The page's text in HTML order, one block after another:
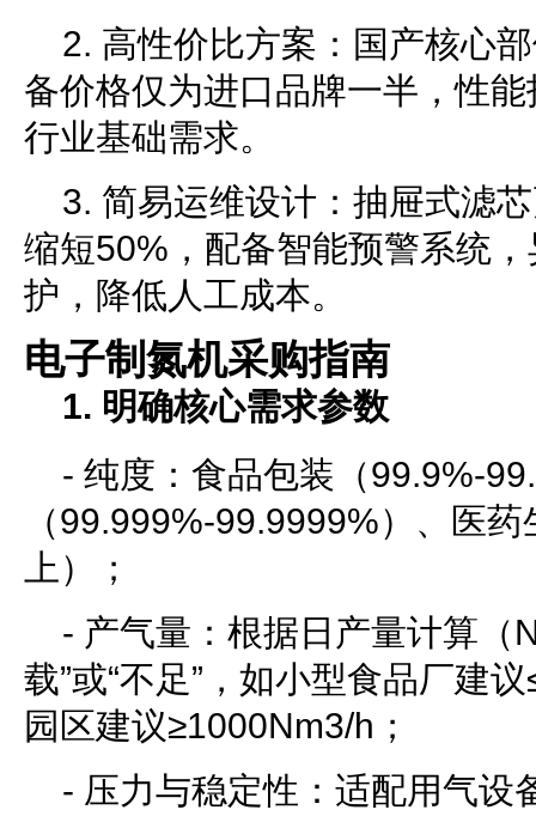
2. 高性价比方案：国产核心
备价格仅为进口品牌一半，性
行业基础需求。
3. 简易运维设计：抽屉式滤
缩短50%，配备智能预警系统
护，降低人工成本。
电子制氮机采购指南
1. 明确核心需求参数
- 纯度：食品包装（99.9%-
（99.999%-99.9999%）、医
上）；
- 产气量：根据日产量计算（
载”或“不足”，如小型食品厂建
园区建议≥1000Nm3/h；
- 压力与稳定性：适配用气设